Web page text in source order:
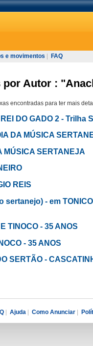
e movimentos FAQ
por Autor :
encontradas para ter mais
DO GADO 2 - Trilha
DA MÚSICA
MÚSICA SERTANEJA
REIS
- em
TINOCO - 35 ANOS
- 35 ANOS
SERTÃO -
Ajuda Como Anunciar